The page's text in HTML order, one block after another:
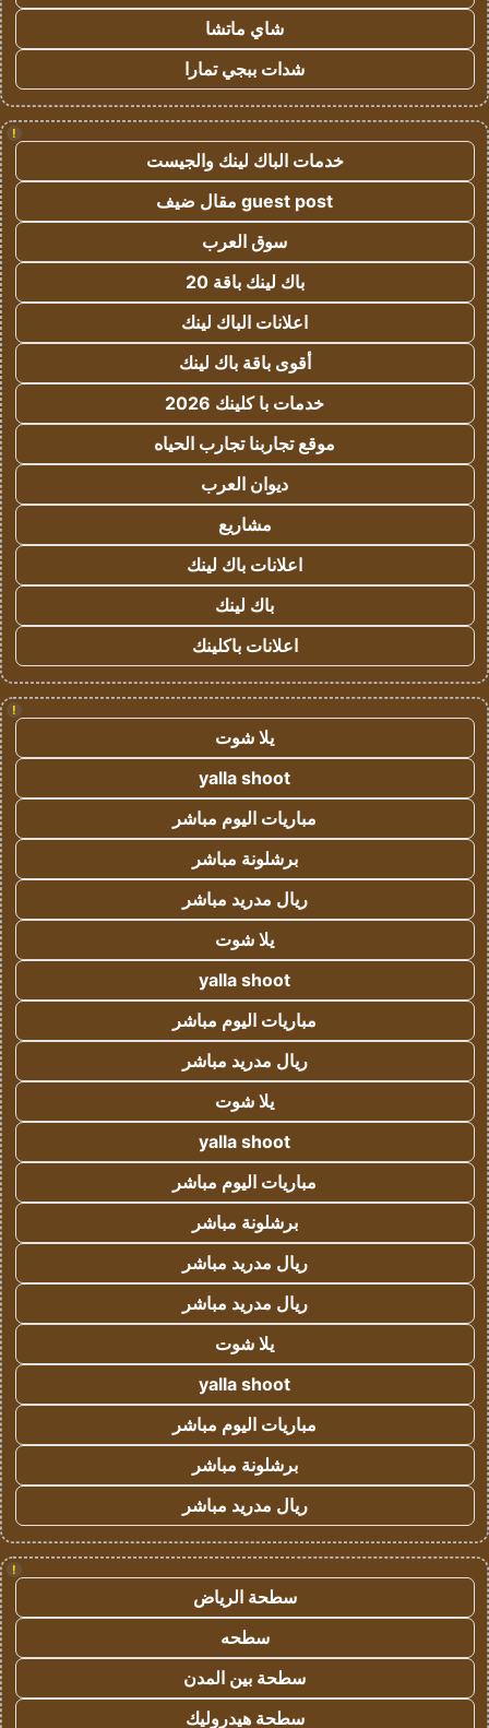
شاي ماتشا
شدات ببجي تمارا
!
خدمات الباك لينك والجيست
guest post مقال ضيف
سوق العرب
باك لينك باقة 20
اعلانات الباك لينك
أقوى باقة باك لينك
خدمات با كلينك 2026
موقع تجاربنا تجارب الحياه
ديوان العرب
مشاريع
اعلانات باك لينك
باك لينك
اعلانات باكلينك
!
يلا شوت
yalla shoot
مباريات اليوم مباشر
برشلونة مباشر
ريال مدريد مباشر
يلا شوت
yalla shoot
مباريات اليوم مباشر
ريال مدريد مباشر
يلا شوت
yalla shoot
مباريات اليوم مباشر
برشلونة مباشر
ريال مدريد مباشر
ريال مدريد مباشر
يلا شوت
yalla shoot
مباريات اليوم مباشر
برشلونة مباشر
ريال مدريد مباشر
!
سطحة الرياض
سطحه
سطحة بين المدن
سطحة هيدروليك